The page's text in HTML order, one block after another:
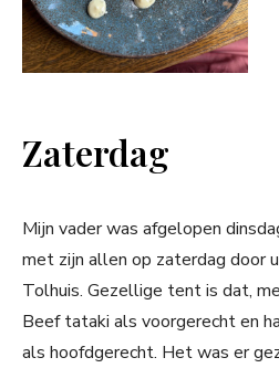
Zaterdag
Mijn vader was afgelopen
met zijn allen op zaterdag door
Tolhuis. Gezellige tent is dat,
Beef tataki als voorgerecht en
als hoofdgerecht. Het was er